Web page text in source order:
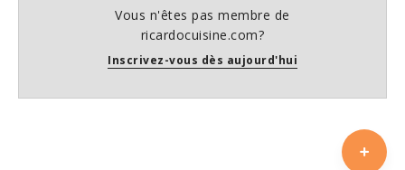
Vous n'êtes pas membre de
ricardocuisine.com?
Inscrivez-vous dès aujourd'hui